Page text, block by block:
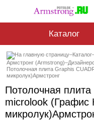
Каталог
–Каталог
Армстронг (Armstrong)–
Потолочная плита Graphis
микролук)Армстронг
Потолочная
microlook (Графис